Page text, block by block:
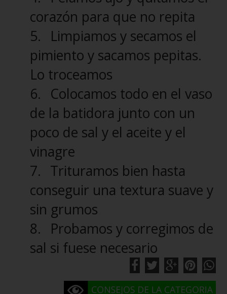
corazón para que no repita
5.
Limpiamos y secamos el
pimiento y sacamos pepitas.
Lo troceamos
6.
Colocamos todo en el vaso
de la batidora junto con un
poco de sal y el aceite y el
vinagre
7. Trituramos bien hasta
conseguir una textura suave y
sin grumos
8.
Probamos y corregimos de
sal si fuese necesario